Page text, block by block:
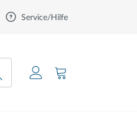
Service/Hilfe